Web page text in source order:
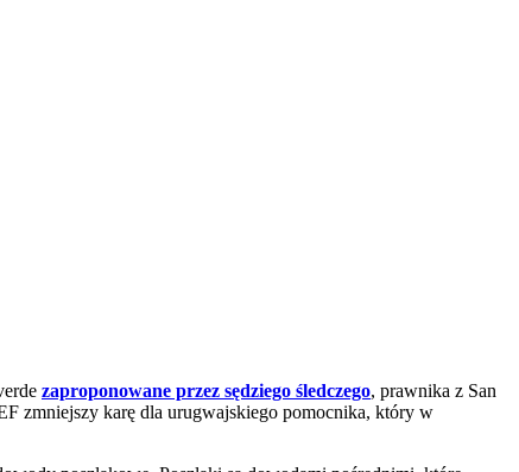
zaproponowane przez sędziego śledczego, prawnika z San
zmniejszy karę dla urugwajskiego pomocnika, który w